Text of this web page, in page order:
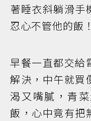
著睡衣斜躺滑手
忍心不管他的飯！
早餐一直都交給
解決，中午就買
渴又嘴膩，青
飯，心中竟有把